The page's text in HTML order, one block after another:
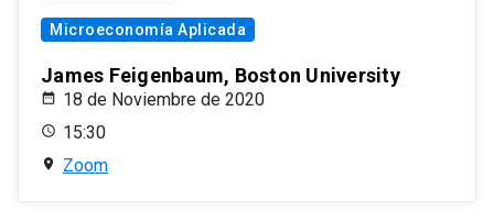
Microeconomía Aplicada
James Feigenbaum, Boston University
18 de Noviembre de 2020
15:30
Zoom